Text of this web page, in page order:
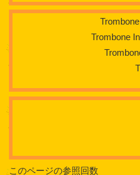
Trombone
このページの参照回数